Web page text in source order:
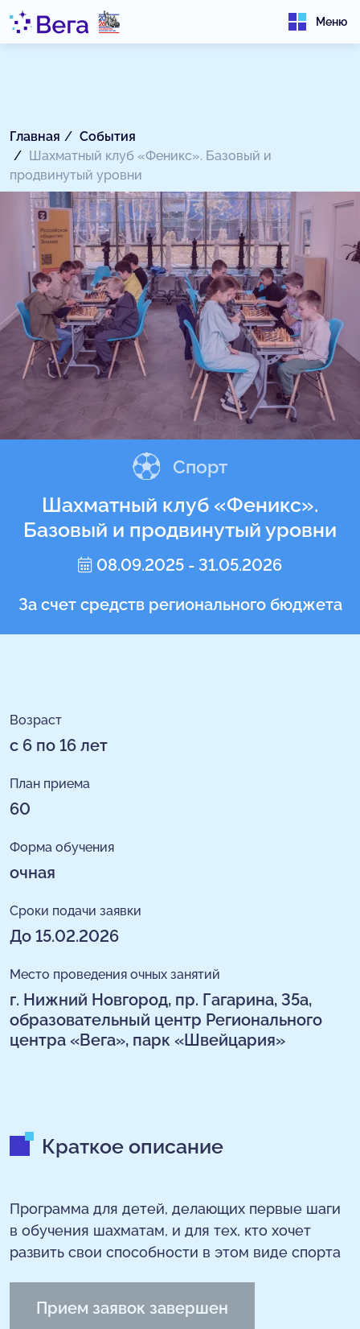
Меню
Главная
События
Шахматный клуб «Феникс». Базовый и
продвинутый уровни
Спорт
Шахматный клуб «Феникс».
Базовый и продвинутый уровни
08.09.2025 - 31.05.2026
За счет средств регионального бюджета
Возраст
с 6 по 16 лет
План приема
60
Форма обучения
очная
Сроки подачи заявки
До 15.02.2026
Место проведения очных занятий
г. Нижний Новгород, пр. Гагарина, 35а,
образовательный центр Регионального
центра «Вега», парк «Швейцария»
Краткое описание
Программа для детей, делающих первые шаги
в обучения шахматам, и для тех, кто хочет
развить свои способности в этом виде спорта
Прием заявок завершен